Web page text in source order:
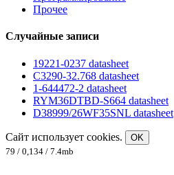
Прочее
Случайные записи
19221-0237 datasheet
C3290-32.768 datasheet
1-644472-2 datasheet
RYM36DTBD-S664 datasheet
D38999/26WF35SNL datasheet
Сайт использует cookies.
OK
79 / 0,134 / 7.4mb